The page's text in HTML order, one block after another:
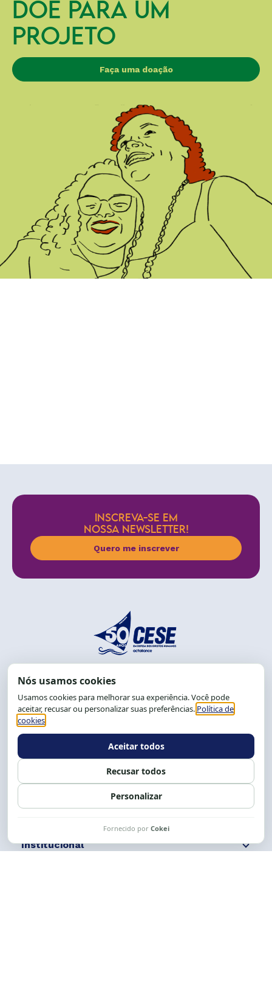
DOE PARA UM
PROJETO
Faça uma doação
INSCREVA-SE EM
NOSSA NEWSLETTER!
Quero me inscrever
End.: R. da Graça, 150. Graça
CEP: 40.150-055
Salvador-BA, Brasil.
Tel.: (71) 2104-5457, Cel.: (71) 9 9239-2104 ou 2105
Expediente: 8h às 12h e 13 às 17h.
Siga nossas redes Fale conosco
Institucional